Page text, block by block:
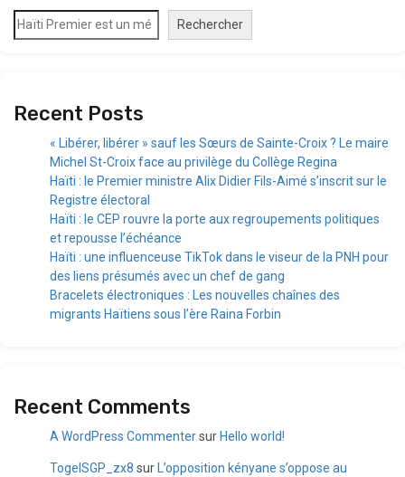
Rechercher
Recent Posts
« Libérer, libérer » sauf les Sœurs de Sainte-Croix ? Le maire
Michel St-Croix face au privilège du Collège Regina
Haïti : le Premier ministre Alix Didier Fils-Aimé s’inscrit sur le
Registre électoral
Haïti : le CEP rouvre la porte aux regroupements politiques
et repousse l’échéance
Haïti : une influenceuse TikTok dans le viseur de la PNH pour
des liens présumés avec un chef de gang
Bracelets électroniques : Les nouvelles chaînes des
migrants Haïtiens sous l’ère Raina Forbin
Recent Comments
A WordPress Commentersur Hello world!
TogelSGP_zx8 sur L’opposition kényane s’oppose au